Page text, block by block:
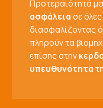
Προτεραιότητά
ασφάλεια σε
διασφαλίζοντας
πληρούν τα
επίσης στην
υπευθυνότητα